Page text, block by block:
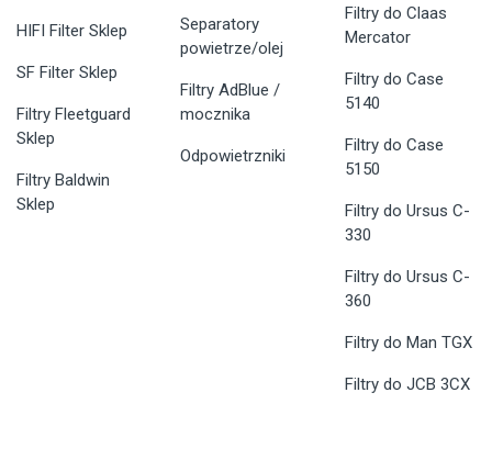
HIFI Filter Sklep
SF Filter Sklep
Filtry Fleetguard
Sklep
Filtry Baldwin
Sklep
Separatory
powietrze/olej
Filtry AdBlue /
mocznika
Odpowietrzniki
Filtry do Claas
Mercator
Filtry do Case
5140
Filtry do Case
5150
Filtry do Ursus C-
330
Filtry do Ursus C-
360
Filtry do Man TGX
Filtry do JCB 3CX